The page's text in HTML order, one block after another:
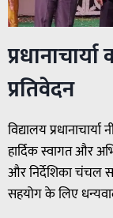
प्रतिवेदन
विद्यालय
हार्दिक स्वागत और
और निर्देशिका चंचल
सहयोग के लिए